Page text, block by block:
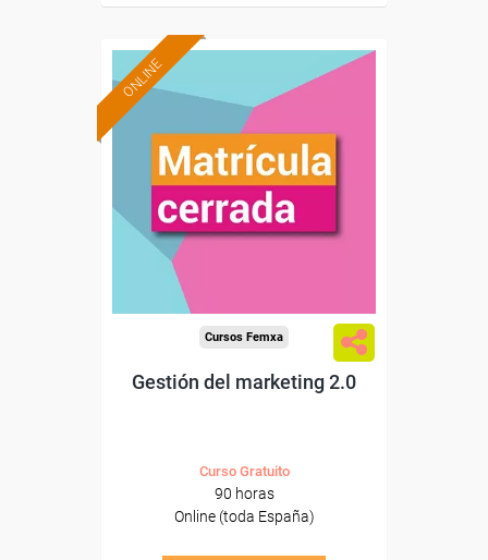
ONLINE
Cursos Femxa
Gestión del marketing 2.0
Curso Gratuito
90 horas
Online (toda España)